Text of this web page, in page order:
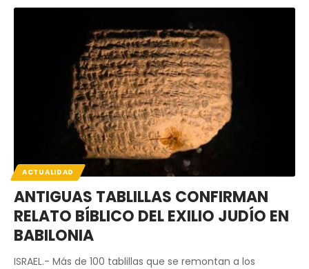
ACTUALIDAD
ANTIGUAS TABLILLAS CONFIRMAN
RELATO BÍBLICO DEL EXILIO JUDÍO EN
BABILONIA
ISRAEL.- Más de 100 tablillas que se remontan a los